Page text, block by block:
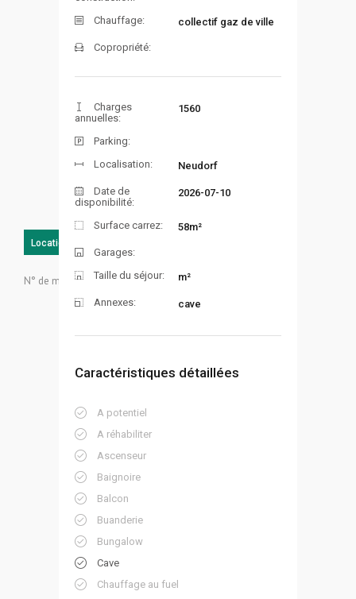
Location
N° de mandat:
Chauffage: collectif gaz de ville
Copropriété:
Charges
annuelles:
1560
Parking:
Localisation:
Neudorf
Date de
disponibilité:
2026-07-10
Surface carrez: 58m²
Garages:
Taille du séjour:
m²
Annexes: cave
Caractéristiques détaillées
A potentiel
A réhabiliter
Ascenseur
Baignoire
Balcon
Buanderie
Bungalow
Cave
Chauffage au fuel